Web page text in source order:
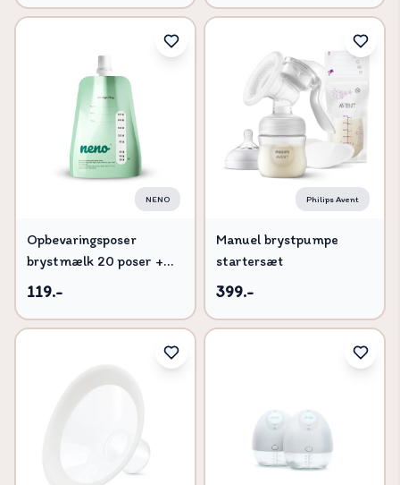
NENO
Opbevaringsposer
brystmælk 20 poser +
adapter
119.-
Philips Avent
Manuel brystpumpe
startersæt
399.-